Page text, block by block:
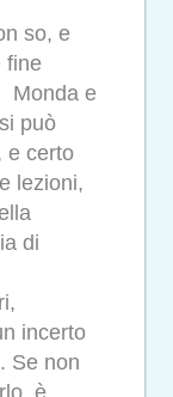
so, e
fine
Monda e
può
e certo
lezioni,
di
incerto
Se non